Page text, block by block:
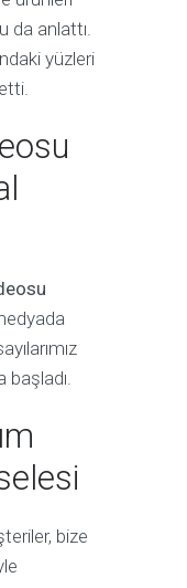
da anlattı.
yüzleri
başladı.
bize